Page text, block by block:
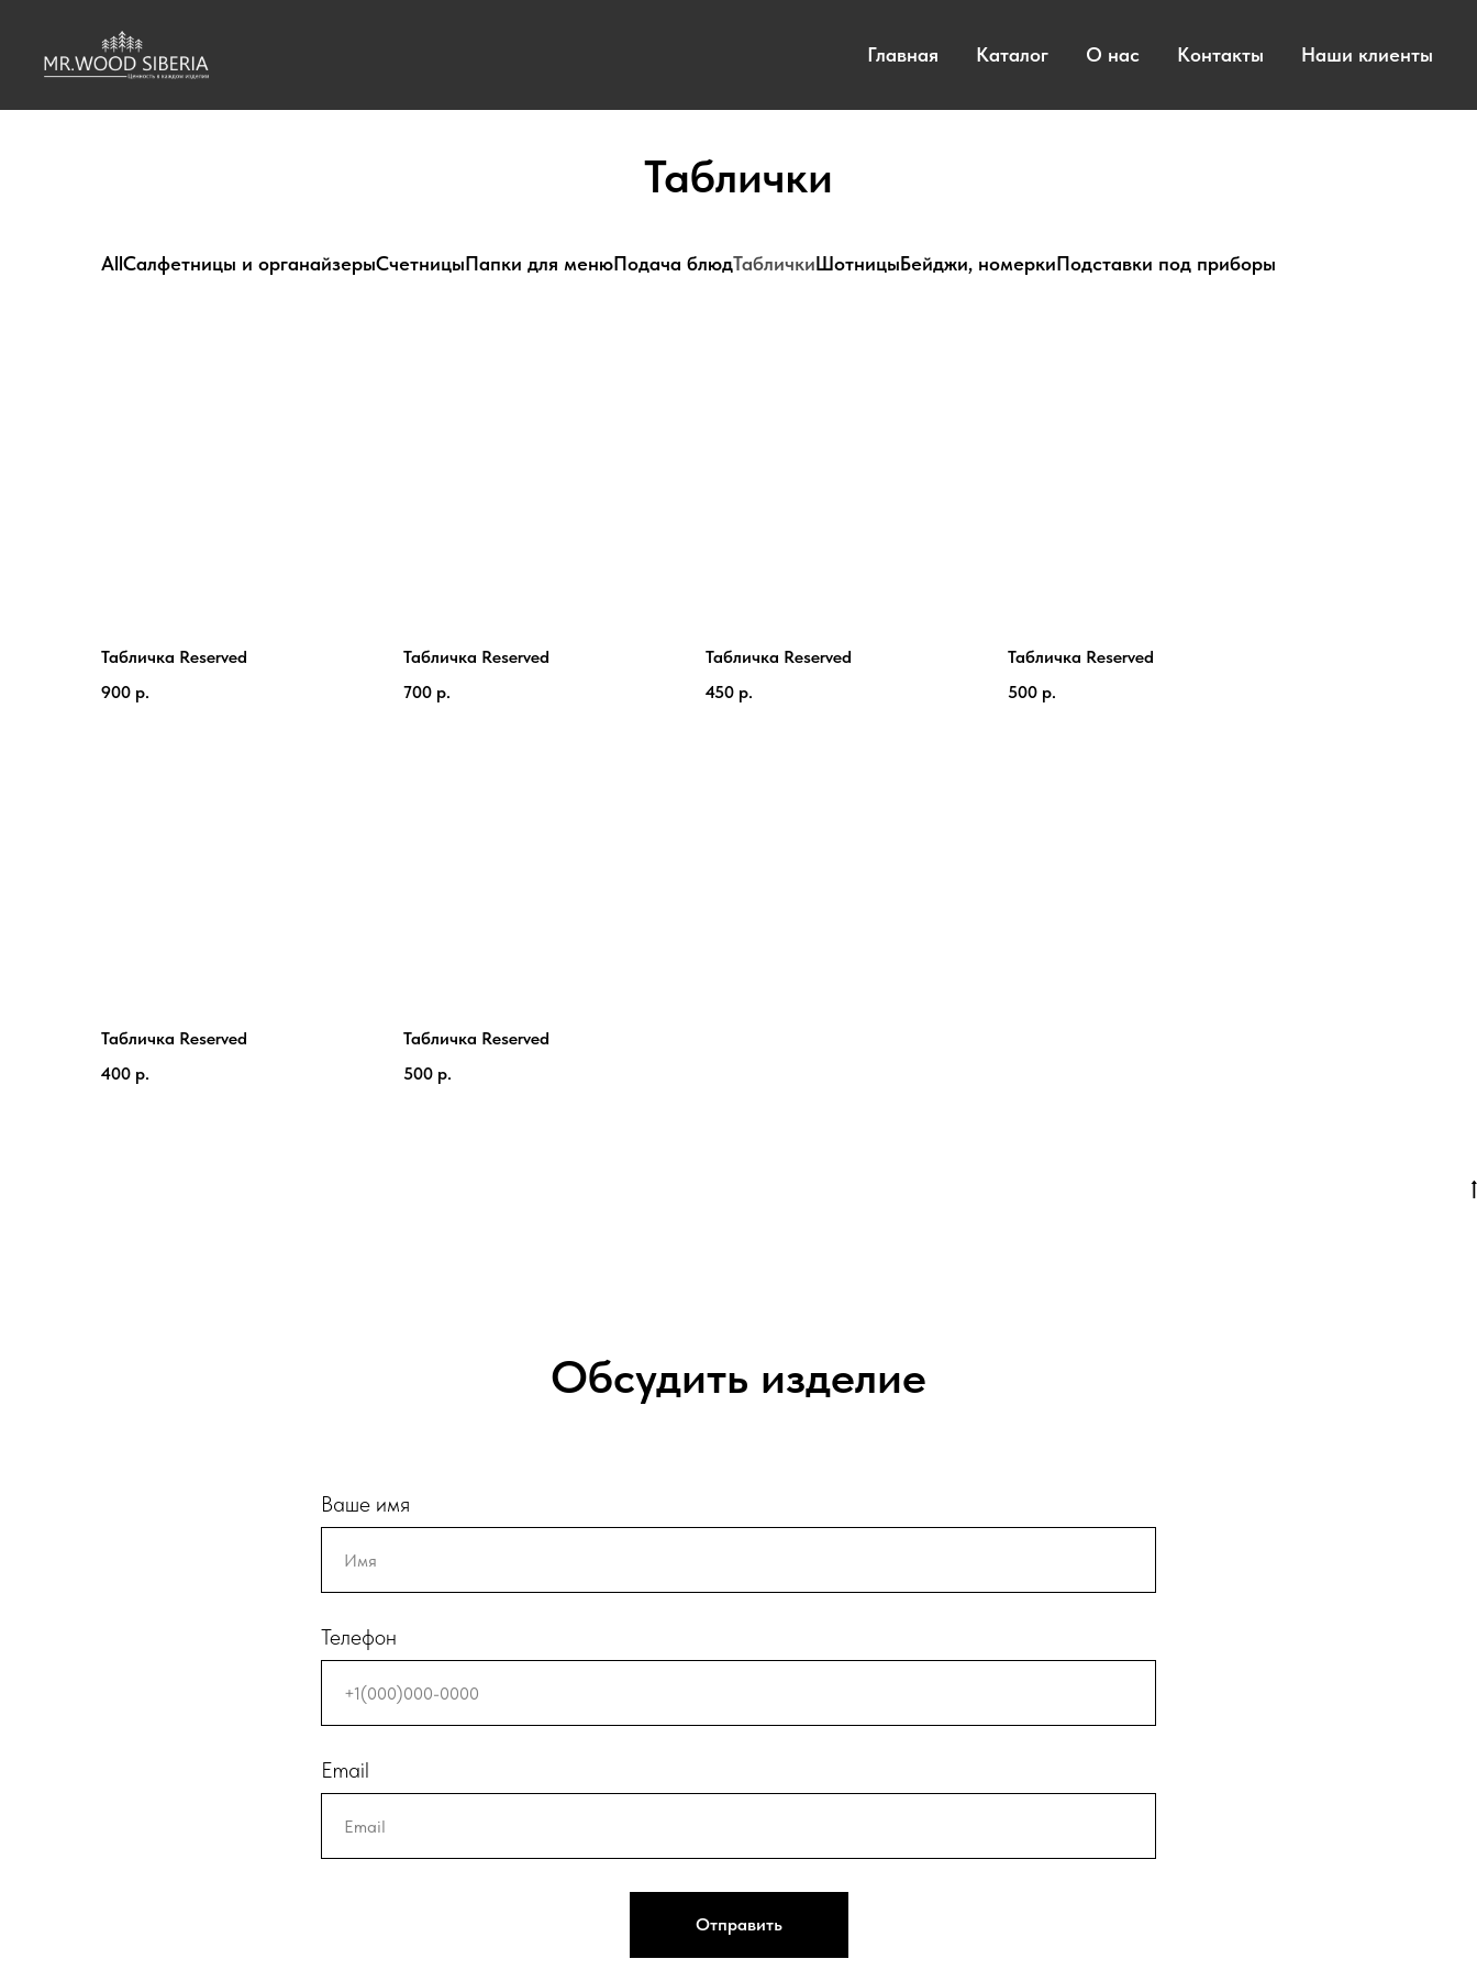
Главная Каталог О нас Контакты Наши клиенты
Таблички
AllСалфетницы и органайзерыСчетницыПапки для менюПодача блюдТабличкиШотницыБейджи, номеркиПодставки под приборы
Табличка Reserved
900 р.
Табличка Reserved
700 р.
Табличка Reserved
450 р.
Табличка Reserved
500 р.
Табличка Reserved
400 р.
Табличка Reserved
500 р.
Обсудить изделие
Ваше имя
Телефон
Email
Отправить